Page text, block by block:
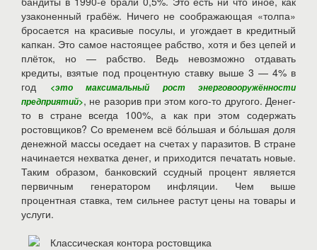
узаконенный грабёж. Ничего не соображающая «толпа»
бросается на красивые посулы, и угождает в кредитный
капкан. Это самое настоящее рабство, хотя и без цепей и
плёток, но — рабство. Ведь невозможно отдавать
кредиты, взятые под процентную ставку выше 3 — 4% в
год
<это максимальный рост энерговооружённости
предприятий>, не разорив при этом кого-то другого. Денег-
то в стране всегда 100%, а как при этом содержать
ростовщиков? Со временем всё бо́льшая и бо́льшая доля
денежной массы оседает на счетах у паразитов. В стране
начинается нехватка денег, и приходится печатать новые.
Таким образом, банковский ссудный процент является
первичным генератором инфляции. Чем выше
процентная ставка, тем сильнее растут цены на товары и
услуги.